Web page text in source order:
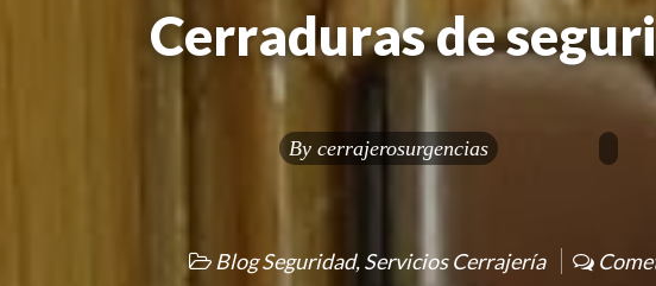
Cerraduras de
By cerrajerosurgencias
Blog Seguridad,Servicios Cerrajería